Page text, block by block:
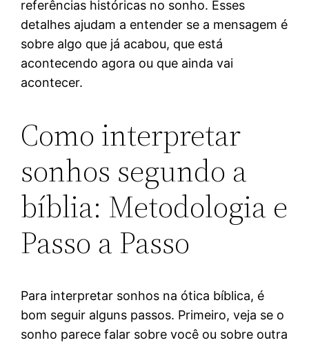
referências históricas no sonho. Esses
detalhes ajudam a entender se a mensagem é
sobre algo que já acabou, que está
acontecendo agora ou que ainda vai
acontecer.
Como interpretar
sonhos segundo a
bíblia: Metodologia e
Passo a Passo
Para interpretar sonhos na ótica bíblica, é
bom seguir alguns passos. Primeiro, veja se o
sonho parece falar sobre você ou sobre outra